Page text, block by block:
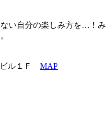
い自分の楽しみ方を…！み
ビル１Ｆ MAP